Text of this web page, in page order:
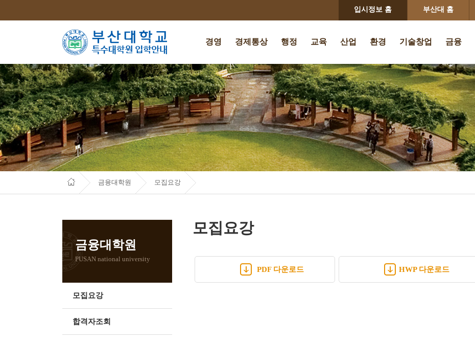
입시정보 홈 부산대 홈
경영 경제통상 행정 교육 산업 환경 기술창업 금융
금융대학원 모집요강
금융대학원
PUSAN national university
모집요강
합격자조회
모집요강
PDF 다운로드 HWP 다운로드